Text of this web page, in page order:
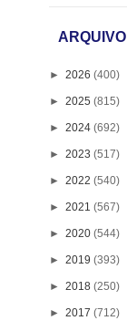
ARQUIVO
► 2026 (400)
► 2025 (815)
► 2024 (692)
► 2023 (517)
► 2022 (540)
► 2021 (567)
► 2020 (544)
► 2019 (393)
► 2018 (250)
► 2017 (712)